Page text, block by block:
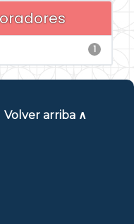
1
Volver arriba ∧